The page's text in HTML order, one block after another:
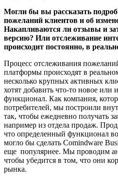
Могли бы вы рассказать
пожеланий клиентов и об
Накапливаются ли отзывы и
версию? Или отслеживание
происходит постоянно, в
Процесс отслеживания
платформы происходят в
несколько крупных активных
хотят добавить что-то новое
функционал. Как компания,
потребителей, мы построили
так, чтобы ежедневно получать
например из отдела продаж.
что определенный функционал
могло бы сделать Comindware
еще популярнее. Мы проводим
чтобы убедится в том, что они
рынка.